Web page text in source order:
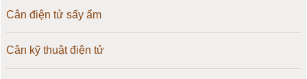
Cân điện tử sấy ẩm
Cân kỹ thuật điện tử